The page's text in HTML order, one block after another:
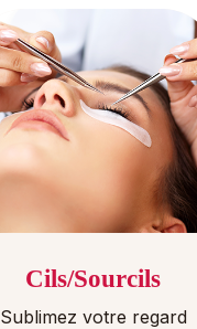
Cils/Sourcils
Sublimez votre regard